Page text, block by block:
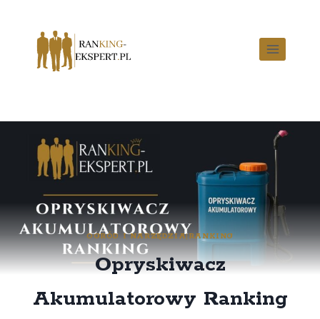
OGRÓD I NARZĘDZIA|RANKING
Opryskiwacz
Akumulatorowy Ranking